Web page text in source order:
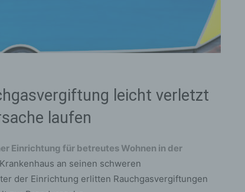
leicht verletzt
laufen
Einrichtung für betreutes Wohnen in der
an seinen schweren
der Einrichtung erlitten Rauchgasvergiftungen